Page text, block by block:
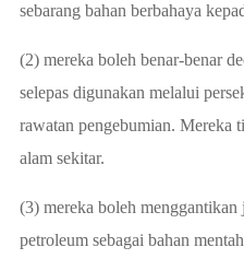
sebarang bahan berbahaya
(2) mereka boleh benar-benar
selepas digunakan melalui
rawatan pengebumian. Mereka
alam sekitar.
(3) mereka boleh
petroleum sebagai bahan